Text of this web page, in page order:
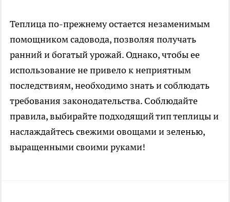
Теплица по-прежнему остается незаменимым
помощником садовода, позволяя получать
ранний и богатый урожай. Однако, чтобы ее
использование не привело к неприятным
последствиям, необходимо знать и соблюдать
требования законодательства. Соблюдайте
правила, выбирайте подходящий тип теплицы и
наслаждайтесь свежими овощами и зеленью,
выращенными своими руками!